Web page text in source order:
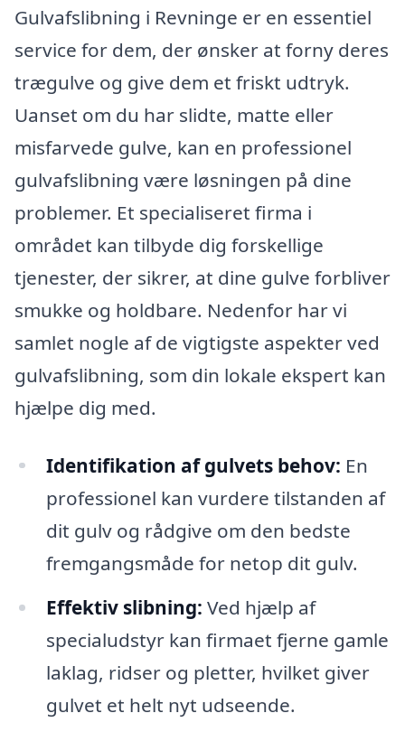
Gulvafslibning i Revninge er en essentiel
service for dem, der ønsker at forny deres
trægulve og give dem et friskt udtryk.
Uanset om du har slidte, matte eller
misfarvede gulve, kan en professionel
gulvafslibning være løsningen på dine
problemer. Et specialiseret firma i
området kan tilbyde dig forskellige
tjenester, der sikrer, at dine gulve forbliver
smukke og holdbare. Nedenfor har vi
samlet nogle af de vigtigste aspekter ved
gulvafslibning, som din lokale ekspert kan
hjælpe dig med.
Identifikation af gulvets behov: En
professionel kan vurdere tilstanden af
dit gulv og rådgive om den bedste
fremgangsmåde for netop dit gulv.
Effektiv slibning: Ved hjælp af
specialudstyr kan firmaet fjerne gamle
laklag, ridser og pletter, hvilket giver
gulvet et helt nyt udseende.